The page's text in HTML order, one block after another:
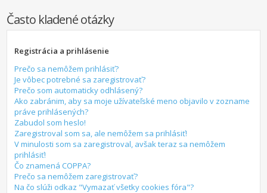
Často kladené otázky
Registrácia a prihlásenie
Prečo sa nemôžem prihlásiť?
Je vôbec potrebné sa zaregistrovať?
Prečo som automaticky odhlásený?
Ako zabránim, aby sa moje užívateľské meno objavilo v zozname
práve prihlásených?
Zabudol som heslo!
Zaregistroval som sa, ale nemôžem sa prihlásiť!
V minulosti som sa zaregistroval, avšak teraz sa nemôžem
prihlásiť!
Čo znamená COPPA?
Prečo sa nemôžem zaregistrovať?
Na čo slúži odkaz "Vymazať všetky cookies fóra"?